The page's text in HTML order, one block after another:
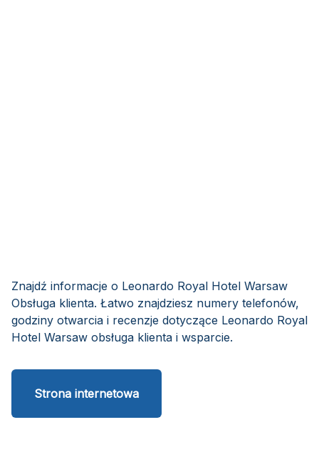
Znajdź informacje o Leonardo Royal Hotel Warsaw
Obsługa klienta. Łatwo znajdziesz numery telefonów,
godziny otwarcia i recenzje dotyczące Leonardo Royal
Hotel Warsaw obsługa klienta i wsparcie.
Strona internetowa